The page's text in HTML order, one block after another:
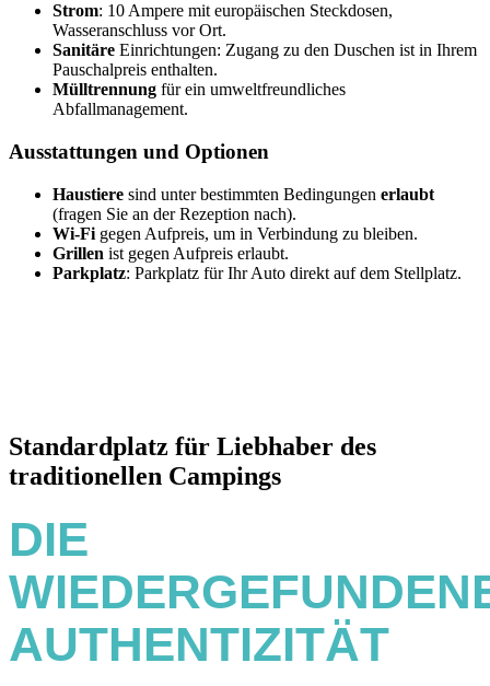
Strom: 10 Ampere mit europäischen Steckdosen,
Wasseranschluss vor Ort.
Sanitäre Einrichtungen: Zugang zu den Duschen ist in Ihrem
Pauschalpreis enthalten.
Mülltrennung für ein umweltfreundliches
Abfallmanagement.
Ausstattungen und Optionen
Haustiere sind unter bestimmten Bedingungen erlaubt
(fragen Sie an der Rezeption nach).
Wi-Fi gegen Aufpreis, um in Verbindung zu bleiben.
Grillen ist gegen Aufpreis erlaubt.
Parkplatz: Parkplatz für Ihr Auto direkt auf dem Stellplatz.
Standardplatz für Liebhaber des
traditionellen Campings
DIE
AUTHENTIZITÄT